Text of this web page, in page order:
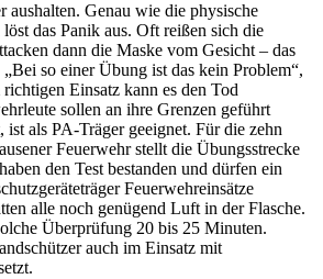
aushalten. Genau wie die physische
das Panik aus. Oft reißen sich die
dann die Maske vom Gesicht – das
so einer Übung ist das kein Problem“,
Einsatz kann es den Tod
sollen an ihre Grenzen geführt
ist als PA-Träger geeignet. Für die zehn
Feuerwehr stellt die Übungsstrecke
den Test bestanden und dürfen ein
Feuerwehreinsätze
alle noch genügend Luft in der Flasche.
Überprüfung 20 bis 25 Minuten.
auch im Einsatz mit